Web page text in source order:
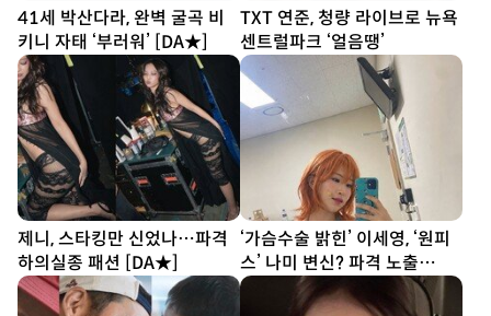
41세 박산다라, 완벽 굴곡 비
키니 자태 ‘부러워’ [DA★]
TXT 연준, 청량 라이브로 뉴욕
센트럴파크 ‘얼음땡’
제니, 스타킹만 신었나…파격
하의실종 패션 [DA★]
‘가슴수술 밝힌’ 이세영, ‘원피
스’ 나미 변신? 파격 노출
[DA★]